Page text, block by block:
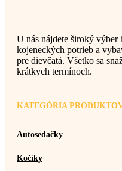
U nás nájdete široký výber
kojeneckých potrieb a
pre dievčatá. Všetko sa
krátkych termínoch.
KATEGÓRIA
Autosedačky
Kočíky